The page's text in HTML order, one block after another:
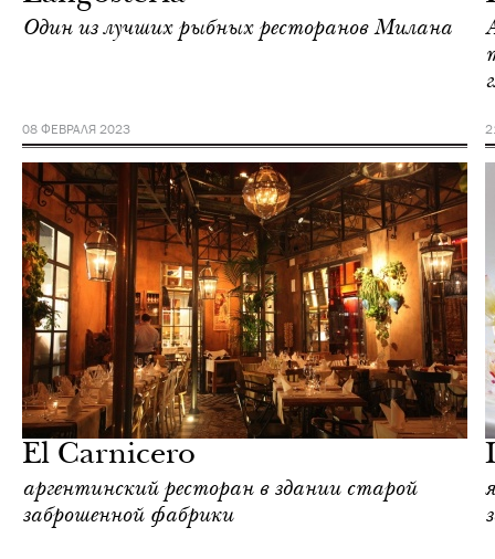
Один из лучших рыбных ресторанов Милана
08 ФЕВРАЛЯ 2023
El Carnicero
аргентинский ресторан в здании старой
заброшенной фабрики